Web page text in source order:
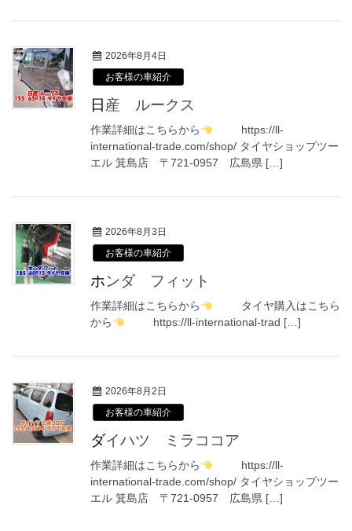
2026年8月4日
お客様の車紹介
日産 ルークス
作業詳細はこちらから
https://ll-
international-trade.com/shop/ タイヤショップツー
エル 箕島店 〒721-0957 広島県 […]
2026年8月3日
お客様の車紹介
ホンダ フィット
作業詳細はこちらから
タイヤ購入はこちら
から
https://ll-international-trad […]
2026年8月2日
お客様の車紹介
ダイハツ ミラココア
作業詳細はこちらから
https://ll-
international-trade.com/shop/ タイヤショップツー
エル 箕島店 〒721-0957 広島県 […]